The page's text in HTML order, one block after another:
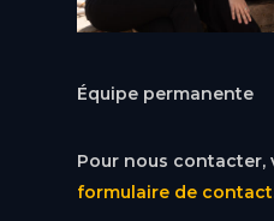
Équipe permanente
Pour nous contacter,
formulaire de contact